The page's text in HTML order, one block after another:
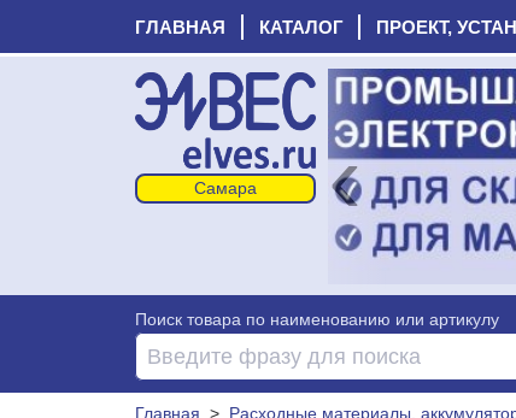
ГЛАВНАЯ КАТАЛОГ ПРОЕКТ,
‹
Поиск товара по наименованию или артикулу
Главная > Расходные материалы,